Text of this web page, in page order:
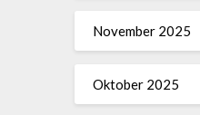
November 2025
Oktober 2025